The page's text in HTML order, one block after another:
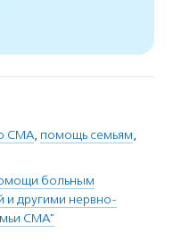
СМА, помощь семьям,
больным
другими нервно-
СМА"